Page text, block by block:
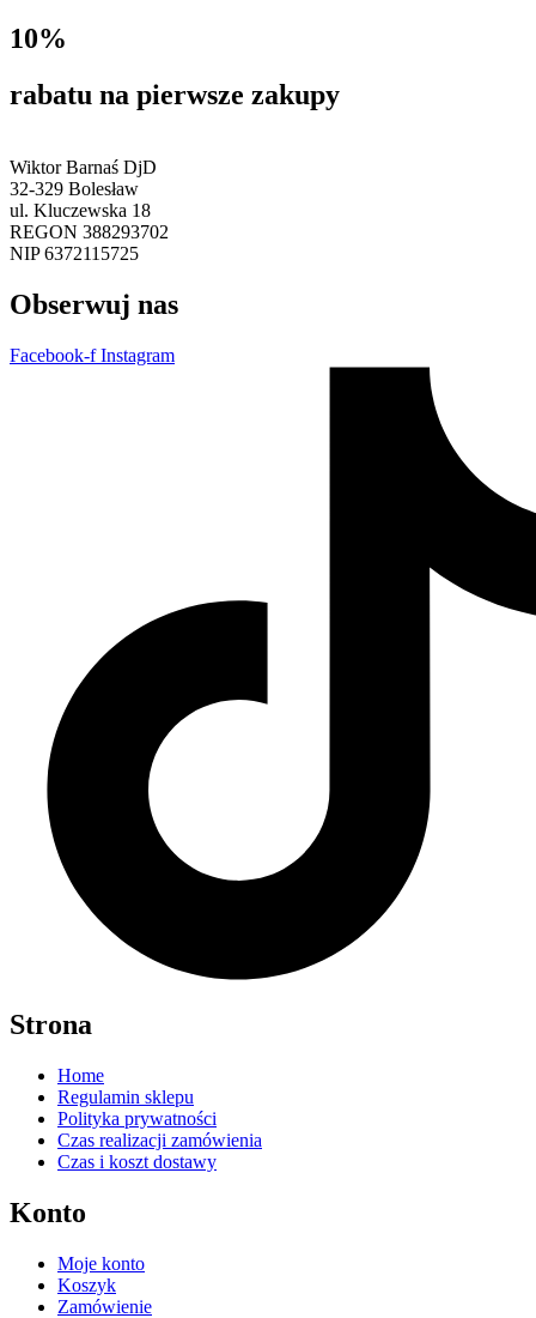
10%
rabatu na pierwsze zakupy
Wiktor Barnaś DjD
32-329 Bolesław
ul. Kluczewska 18
REGON 388293702
NIP 6372115725
Obserwuj nas
Facebook-f Instagram
Strona
Home
Regulamin sklepu
Polityka prywatności
Czas realizacji zamówienia
Czas i koszt dostawy
Konto
Moje konto
Koszyk
Zamówienie